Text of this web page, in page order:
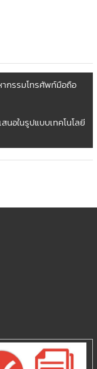
ากรรมโทรศัพท์มือถือ
อในรูปแบบเทคโนโลยี